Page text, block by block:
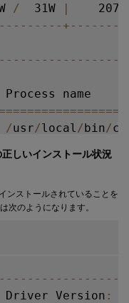
/
  31W
|
-- -- -- -- -+ -- -- -- --
-- -- -- -- -- -- -- -- --
Process name
===============
/usr/local /bin/
-- -- -- -- ------
しいインストール状況
ンストールされていることを
次のようになります。
-- -- -- -- -- -- -- -- --
Driver Version
: